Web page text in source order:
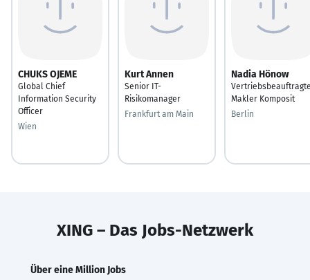
CHUKS OJEME
Global Chief
Information Security
Officer
Wien
Kurt Annen
Senior IT-
Risikomanager
Frankfurt am Main
Nadia Hönow
Makler Komposit
Berlin
XING – Das Jobs-Netzwerk
Über eine Million Jobs